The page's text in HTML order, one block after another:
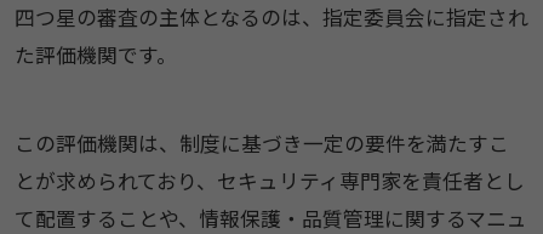
四つ星の審査の主体となるのは、指定委員会に指定され
た評価機関です。
この評価機関は、制度に基づき一定の要件を満たすこ
とが求められており、セキュリティ専門家を責任者とし
て配置することや、情報保護・品質管理に関するマニュ